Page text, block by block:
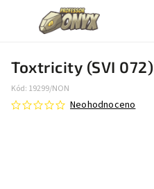
Toxtricity (SVI 072)
Kód: 19299/NON
Neohodnoceno